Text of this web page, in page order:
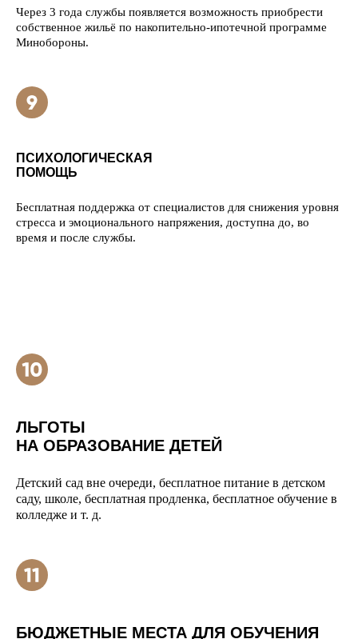
Через 3 года службы появляется возможность приобрести
собственное жильё по накопительно-ипотечной программе
Минобороны.
ПСИХОЛОГИЧЕСКАЯ
ПОМОЩЬ
Бесплатная поддержка от специалистов для снижения уровня
стресса и эмоционального напряжения, доступна до, во
время и после службы.
ЛЬГОТЫ
НА ОБРАЗОВАНИЕ ДЕТЕЙ
Детский сад вне очереди, бесплатное питание в детском
саду, школе, бесплатная продленка, бесплатное обучение в
колледже и т. д.
БЮДЖЕТНЫЕ МЕСТА ДЛЯ ОБУЧЕНИЯ